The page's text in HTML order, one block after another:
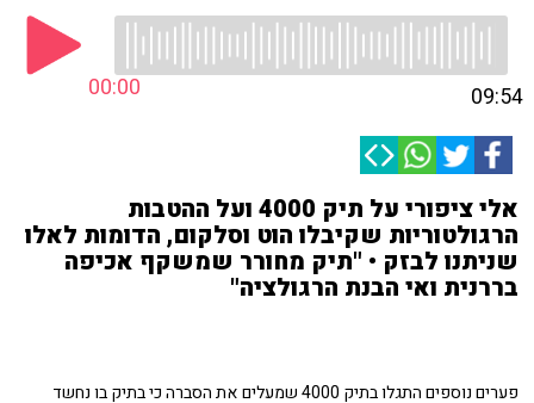
00:00 09:54
אלי ציפורי על תיק 4000 ועל ההטבות
הרגולטוריות שקיבלו הוט וסלקום, הדומות לאלו
שניתנו לבזק • "תיק מחורר שמשקף אכיפה
בררנית ואי הבנת הרגולציה"
פערים נוספים התגלו בתיק 4000 שמעלים את הסברה כי בתיק בו נחשד